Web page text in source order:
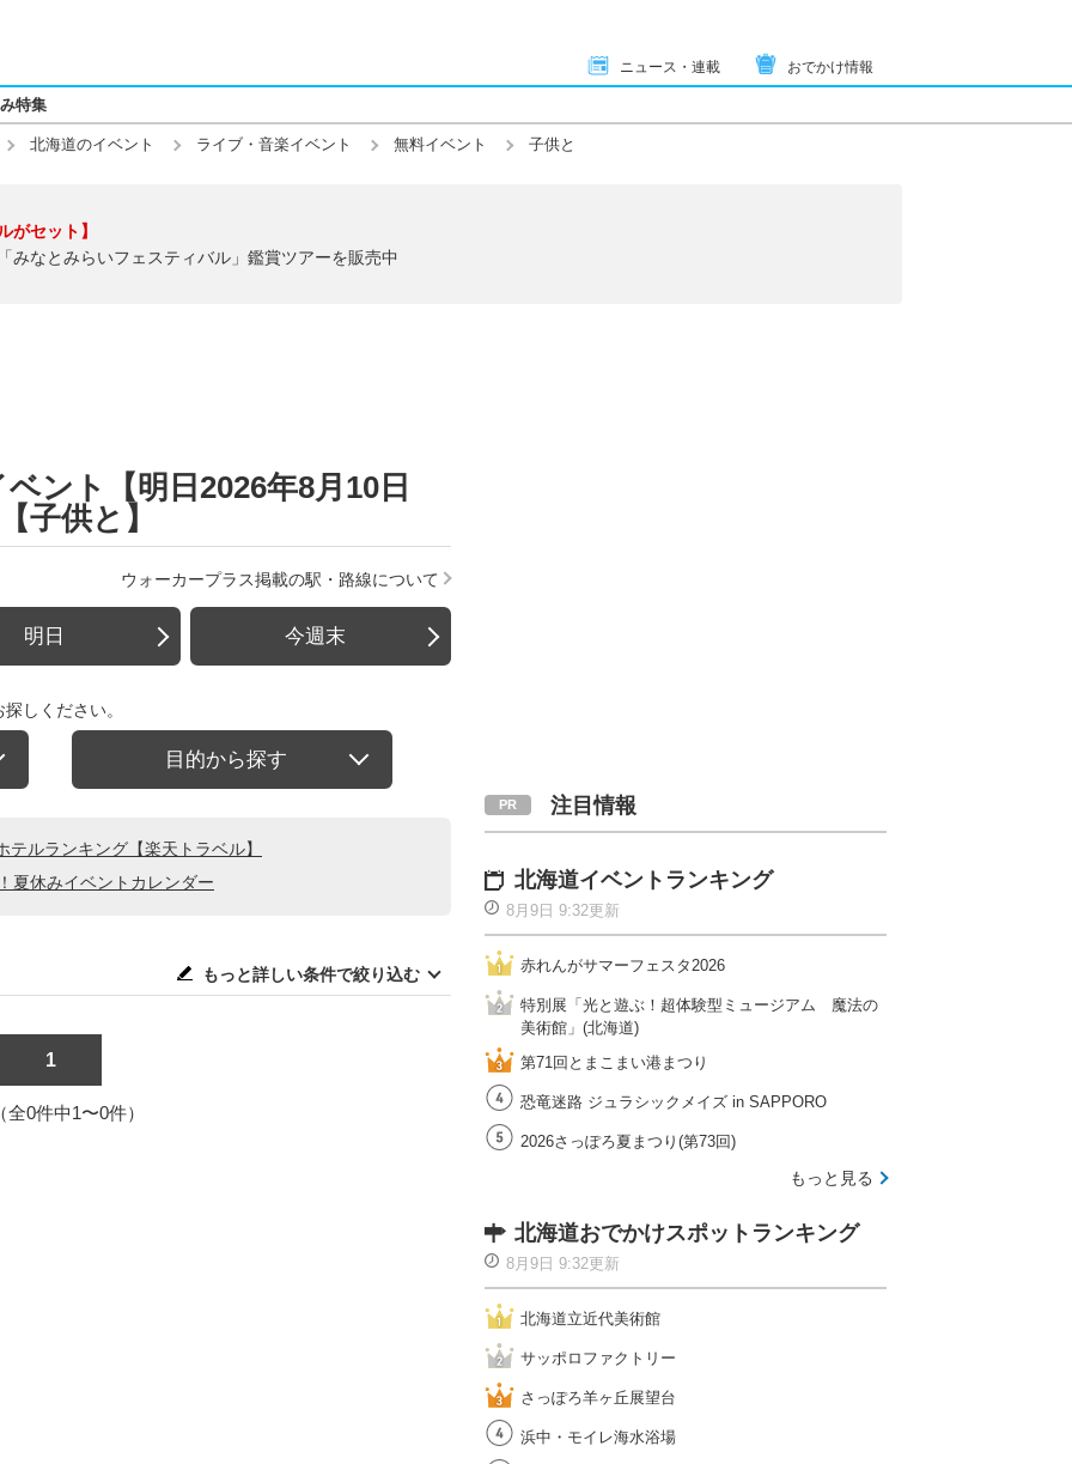
ニュース・連載 おでかけ情報
特集
北海道のイベント ライブ・音楽イベント 無料イベント 子供と
がセット】
みなとみらいフェスティバル」鑑賞ツアーを販売中
ント【明日2026年8月10日
子供と】
ウォーカープラス掲載の駅・路線について
明日 今週末
しください。
目的から探す
ルランキング【楽天トラベル】
夏休みイベントカレンダー
もっと詳しい条件で絞り込む
1
全0件中1〜0件）
注目情報
北海道イベントランキング
8月9日 9:32更新
赤れんがサマーフェスタ2026
特別展「光と遊ぶ！超体験型ミュージアム 魔法の
美術館」(北海道)
第71回とまこまい港まつり
恐竜迷路 ジュラシックメイズ in SAPPORO
2026さっぽろ夏まつり(第73回)
もっと見る
北海道おでかけスポットランキング
8月9日 9:32更新
北海道立近代美術館
サッポロファクトリー
さっぽろ羊ヶ丘展望台
浜中・モイレ海水浴場